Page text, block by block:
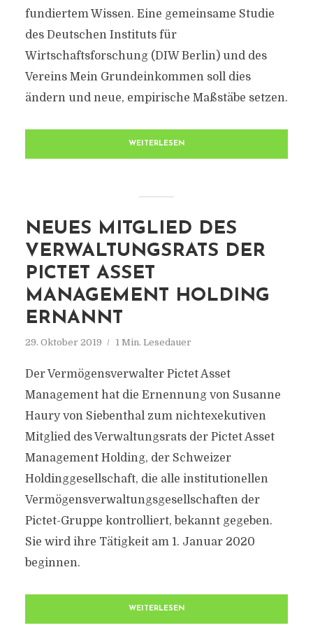
fundiertem Wissen. Eine gemeinsame Studie
des Deutschen Instituts für
Wirtschaftsforschung (DIW Berlin) und des
Vereins Mein Grundeinkommen soll dies
ändern und neue, empirische Maßstäbe setzen.
WEITERLESEN
NEUES MITGLIED DES
VERWALTUNGSRATS DER
PICTET ASSET
MANAGEMENT HOLDING
ERNANNT
29. Oktober 2019 1 Min. Lesedauer
Der Vermögensverwalter Pictet Asset
Management hat die Ernennung von Susanne
Haury von Siebenthal zum nichtexekutiven
Mitglied des Verwaltungsrats der Pictet Asset
Management Holding, der Schweizer
Holdinggesellschaft, die alle institutionellen
Vermögensverwaltungsgesellschaften der
Pictet-Gruppe kontrolliert, bekannt gegeben.
Sie wird ihre Tätigkeit am 1. Januar 2020
beginnen.
WEITERLESEN